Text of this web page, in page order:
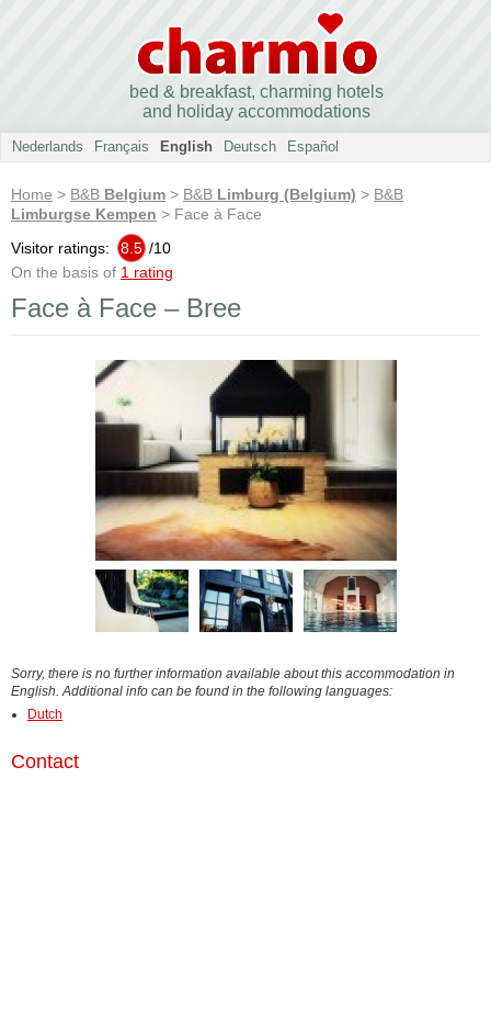
bed & breakfast, charming hotels
and holiday accommodations
Nederlands Français English Deutsch Español
Home > B&B Belgium > B&B Limburg (Belgium) > B&B
Limburgse Kempen > Face à Face
Visitor ratings:
8.5 /10
On the basis of 1 rating
Face à Face – Bree
Sorry, there is no further information available about this accommodation in
English. Additional info can be found in the following languages:
Dutch
Contact